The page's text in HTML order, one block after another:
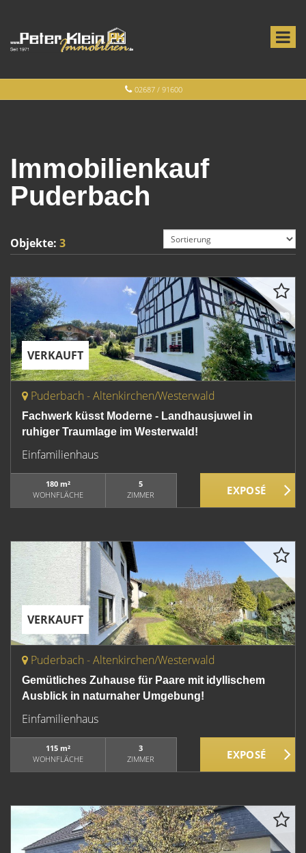
02687 / 91600
Immobilienkauf
Puderbach
Objekte: 3
VERKAUFT
Puderbach - Altenkirchen/Westerwald
Fachwerk küsst Moderne - Landhausjuwel in
ruhiger Traumlage im Westerwald!
Einfamilienhaus
180 m²
WOHNFLÄCHE
5
ZIMMER
VERKAUFT
Puderbach - Altenkirchen/Westerwald
Gemütliches Zuhause für Paare mit idyllischem
Ausblick in naturnaher Umgebung!
Einfamilienhaus
115 m²
WOHNFLÄCHE
3
ZIMMER